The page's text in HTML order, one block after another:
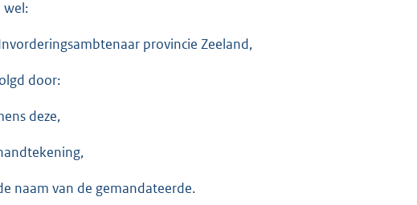
wel:
provincie Zeeland,
door:
deze,
naam van de gemandateerde.